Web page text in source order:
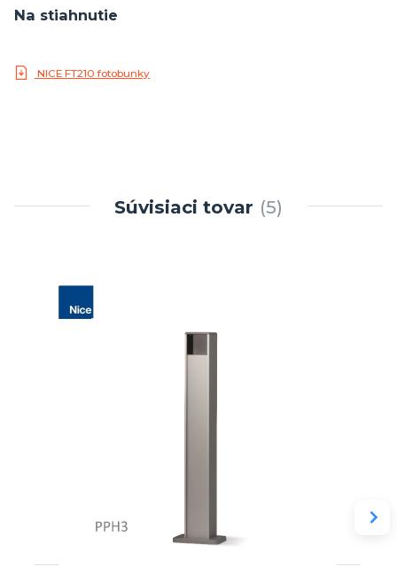
Na stiahnutie
NICE FT210 fotobunky
Súvisiaci tovar 5